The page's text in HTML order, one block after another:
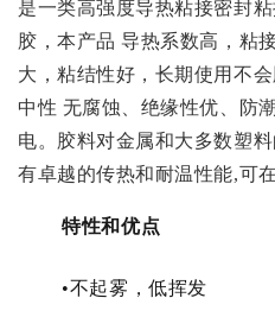
是一类高强度导热粘接密封
胶，本产品 导热系数高，粘
大，粘结性好，长期使用不
中性 无腐蚀、绝缘性优、防
电。胶料对金属和大多数塑
有卓越的传热和耐温性能,可
特性和优点
•不起雾，低挥发